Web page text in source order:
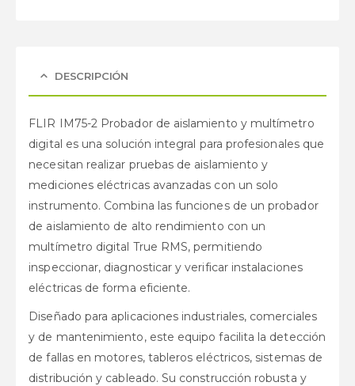
DESCRIPCIÓN
FLIR IM75-2 Probador de aislamiento y multímetro
digital es una solución integral para profesionales que
necesitan realizar pruebas de aislamiento y
mediciones eléctricas avanzadas con un solo
instrumento. Combina las funciones de un probador
de aislamiento de alto rendimiento con un
multímetro digital True RMS, permitiendo
inspeccionar, diagnosticar y verificar instalaciones
eléctricas de forma eficiente.
Diseñado para aplicaciones industriales, comerciales
y de mantenimiento, este equipo facilita la detección
de fallas en motores, tableros eléctricos, sistemas de
distribución y cableado. Su construcción robusta y